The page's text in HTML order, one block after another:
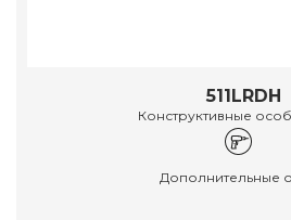
511LRDH
Конструктивные
Дополнительные